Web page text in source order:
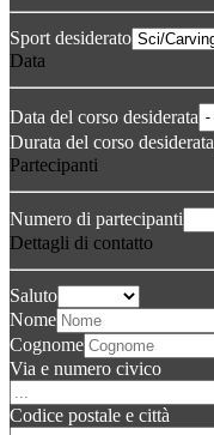
Sport desiderato
Data
Data del corso desiderata
Durata del corso desiderata
Partecipanti
Numero di partecipanti
Dettagli di contatto
Saluto
Nome
Cognome
Via e numero civico
Codice postale e città